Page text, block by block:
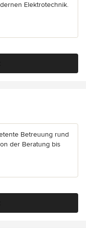
Elektrotechnik.
Betreuung rund
der Beratung bis